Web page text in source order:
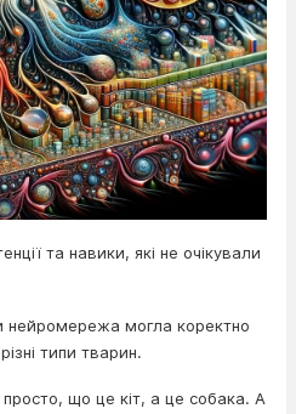
та навики, які не очікували
могла коректно
типи тварин.
що це кіт, а це собака. А